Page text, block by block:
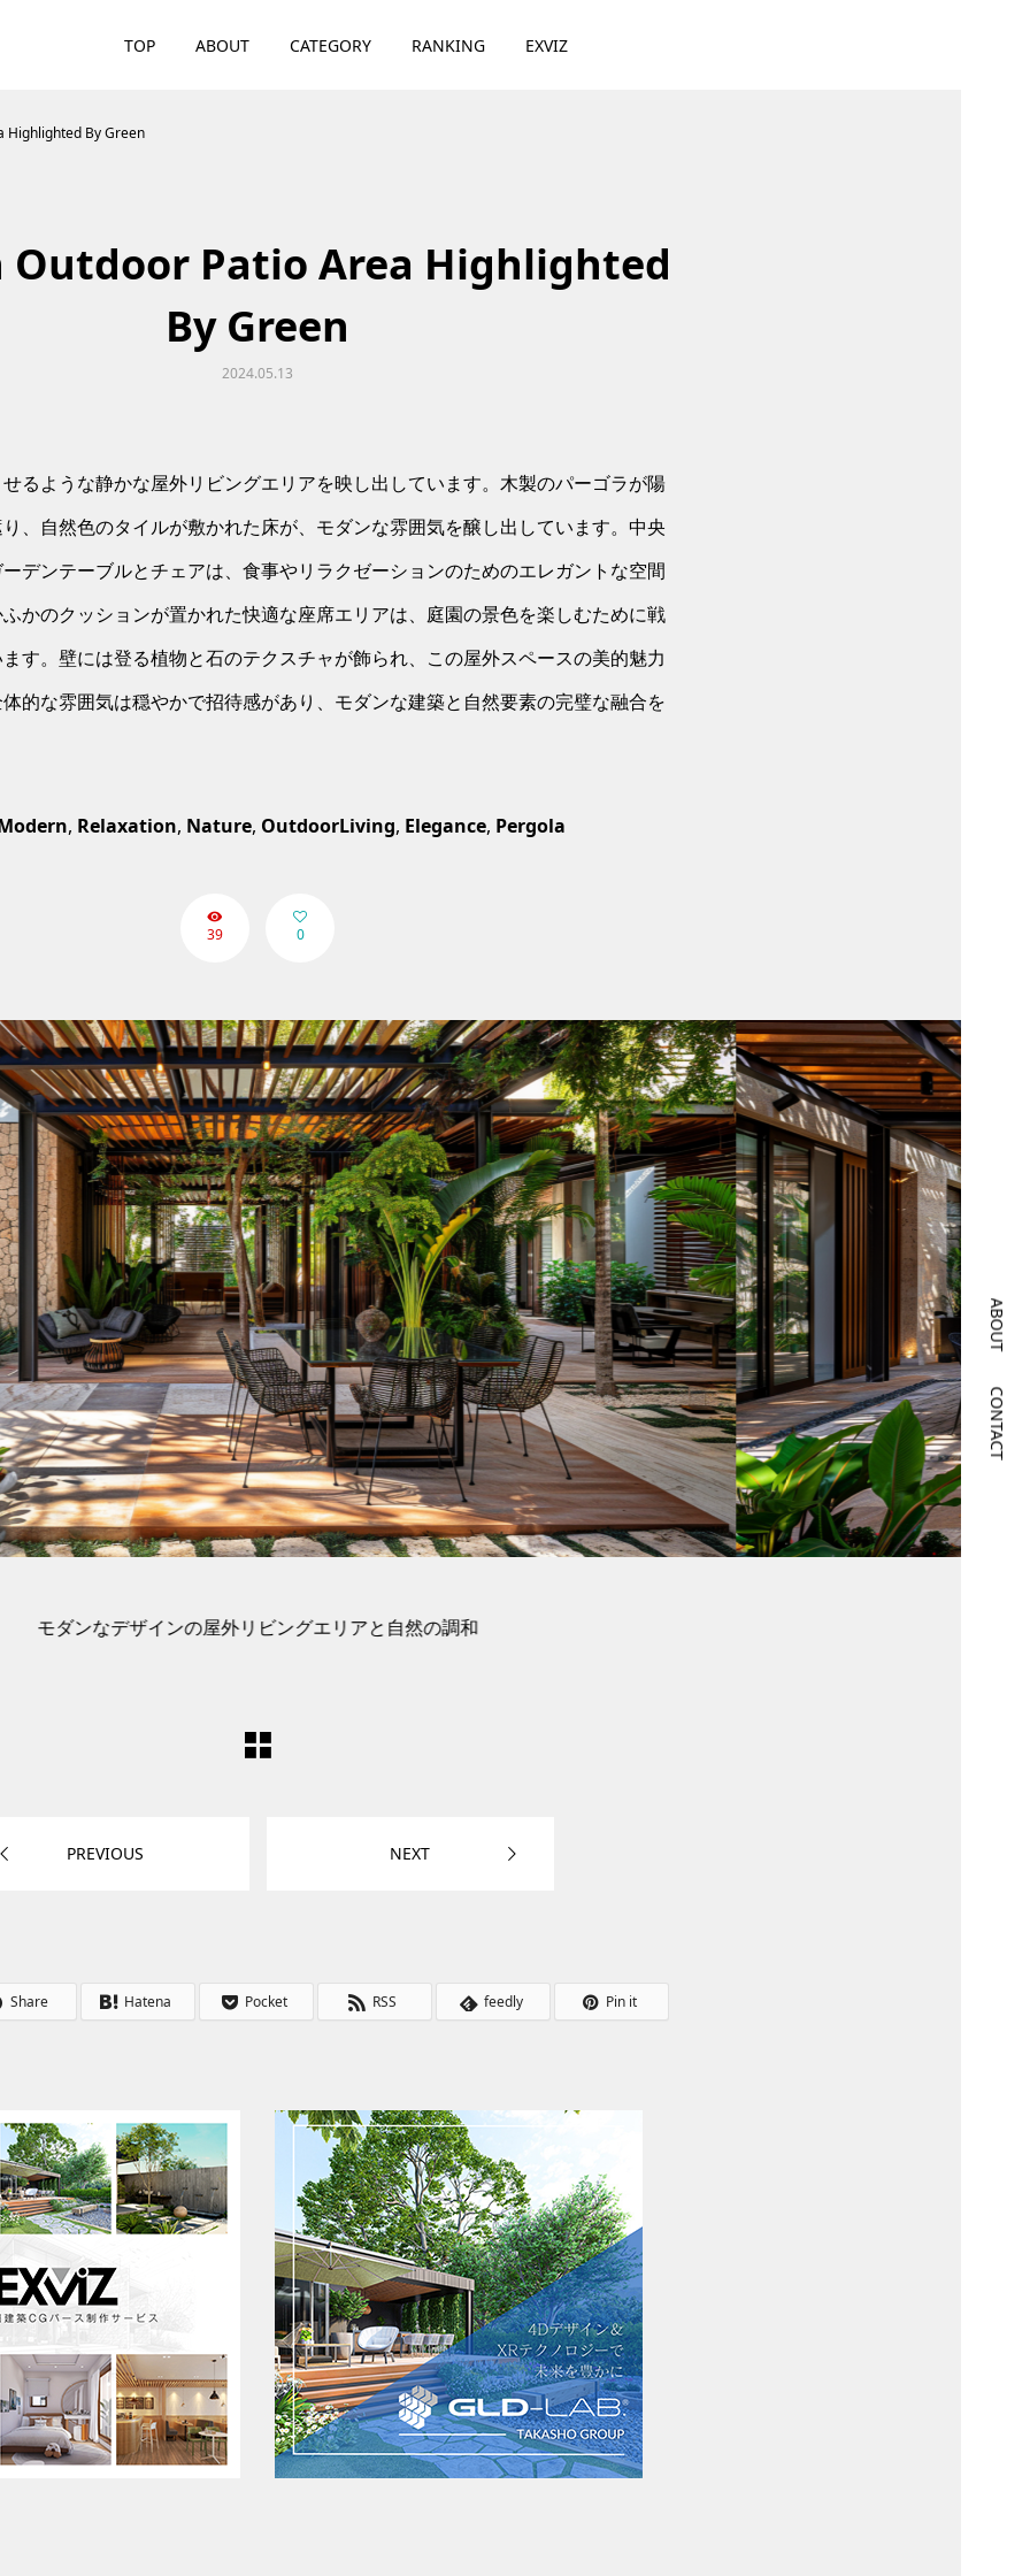
TOP ABOUT CATEGORY RANKING EXVIZ
ABOUT
CONTACT
Highlighted By Green
Outdoor Patio Area Highlighted
By Green
2024.05.13
るような静かな屋外リビングエリアを映し出しています。木製のパーゴラが陽
、自然色のタイルが敷かれた床が、モダンな雰囲気を醸し出しています。中央
デンテーブルとチェアは、食事やリラクゼーションのためのエレガントな空間
かのクッションが置かれた快適な座席エリアは、庭園の景色を楽しむために戦
す。壁には登る植物と石のテクスチャが飾られ、この屋外スペースの美的魅力
的な雰囲気は穏やかで招待感があり、モダンな建築と自然要素の完璧な融合を
, Relaxation, Nature, OutdoorLiving, Elegance, Pergola
39 0
モダンなデザインの屋外リビングエリアと自然の調和
PREVIOUS NEXT
Share Hatena Pocket RSS feedly Pin it